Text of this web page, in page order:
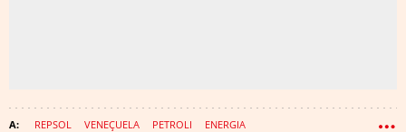
REPSOL VENEÇUELA PETROLI ENERGIA